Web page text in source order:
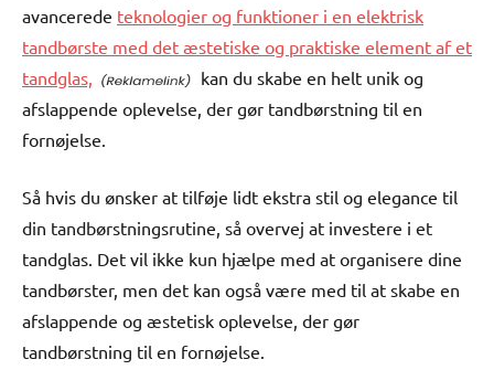
avancerede teknologier og funktioner i en elektrisk
tandbørste med det æstetiske og praktiske element af et
tandglas,
kan du skabe en helt unik og
afslappende oplevelse, der gør tandbørstning til en
fornøjelse.
Så hvis du ønsker at tilføje lidt ekstra stil og elegance til
din tandbørstningsrutine, så overvej at investere i et
tandglas. Det vil ikke kun hjælpe med at organisere dine
tandbørster, men det kan også være med til at skabe en
afslappende og æstetisk oplevelse, der gør
tandbørstning til en fornøjelse.